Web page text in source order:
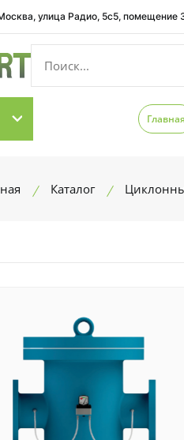
улица Радио, 5с5, помещение
Главная
Каталог